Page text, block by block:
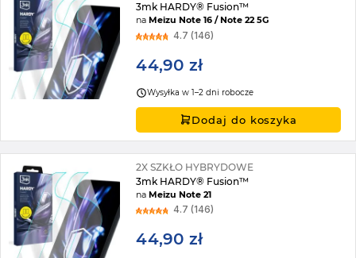
3mk HARDY® Fusion™
naMeizu Note 16 / Note 22 5G
4.7 (146)
44,90 zł
Wysyłka w 1–2 dni robocze
Dodaj do koszyka
2X SZKŁO HYBRYDOWE
3mk HARDY® Fusion™
naMeizu Note 21
4.7 (146)
44,90 zł